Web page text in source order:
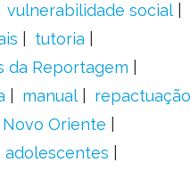
vulnerabilidade social
tutoria
da Reportagem
manual
repactuação
Novo Oriente
adolescentes